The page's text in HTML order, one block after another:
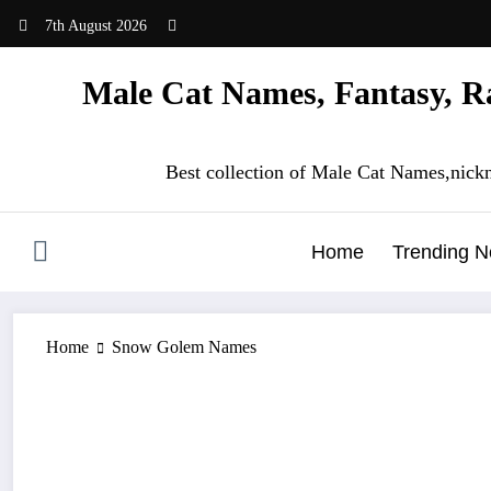
7th August 2026
Male Cat Names, Fantasy,
Best collection of Male Cat
Home Trending
Home Snow Golem Names